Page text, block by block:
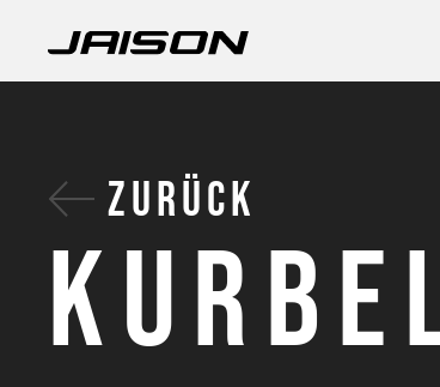
ZURÜCK